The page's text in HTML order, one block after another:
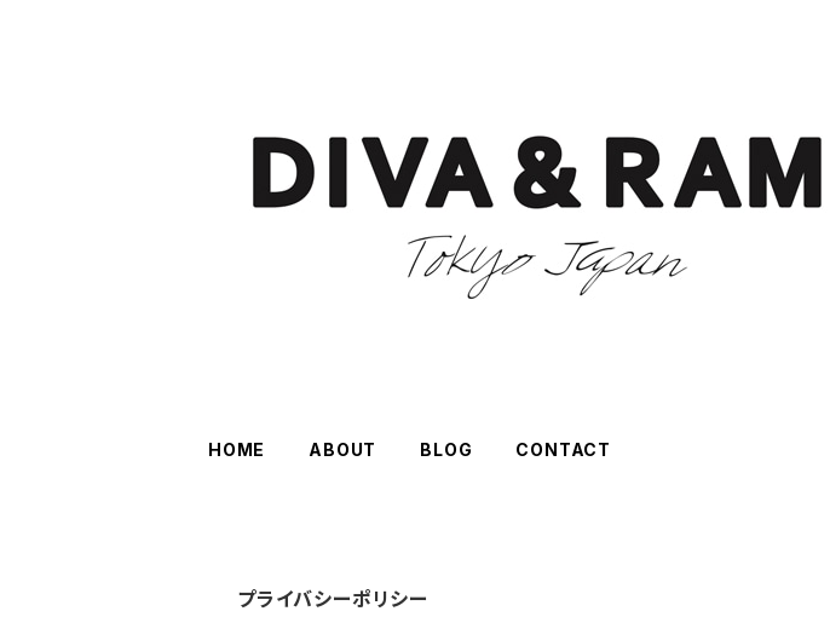
HOME ABOUT BLOG CONTACT
プライバシーポリシー